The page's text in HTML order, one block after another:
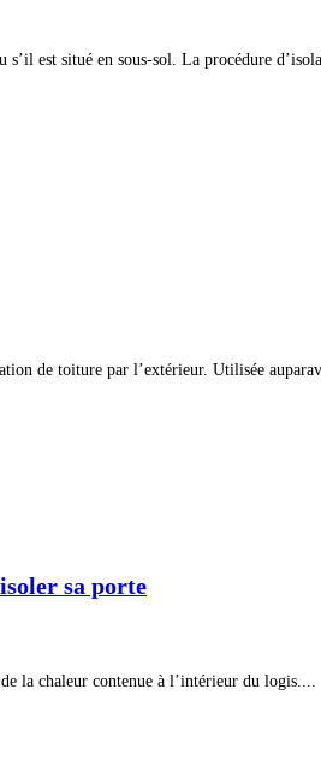
est situé en sous-sol. La procédure
de toiture par l’extérieur. Utilisée
sa porte
la chaleur contenue à l’intérieur du logis....